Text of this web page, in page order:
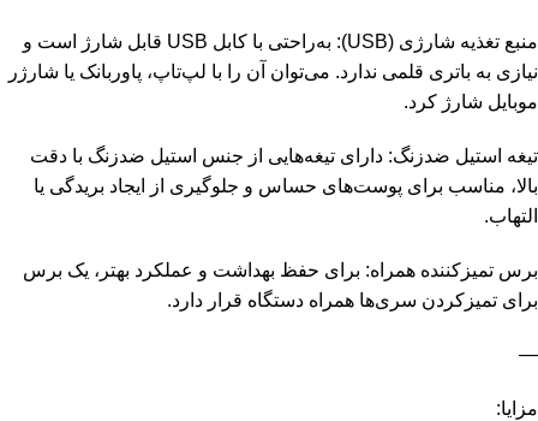
منبع تغذیه شارژی (USB): به‌راحتی با کابل USB قابل شارژ است و
نیازی به باتری قلمی ندارد. می‌توان آن را با لپ‌تاپ، پاوربانک یا شارژر
موبایل شارژ کرد.
تیغه استیل ضدزنگ: دارای تیغه‌هایی از جنس استیل ضدزنگ با دقت
بالا، مناسب برای پوست‌های حساس و جلوگیری از ایجاد بریدگی یا
التهاب.
برس تمیزکننده همراه: برای حفظ بهداشت و عملکرد بهتر، یک برس
برای تمیزکردن سری‌ها همراه دستگاه قرار دارد.
—
مزایا: